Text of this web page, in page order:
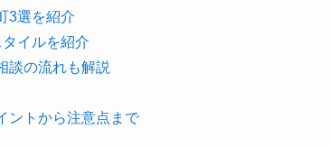
3選を紹介
イルを紹介
談の流れも解説
ントから注意点まで